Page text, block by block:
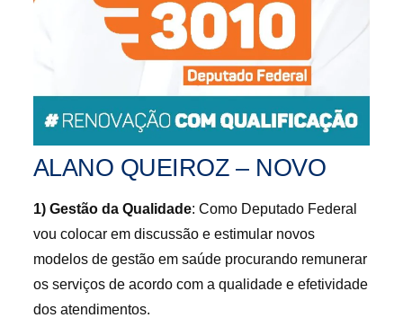
ALANO QUEIROZ – NOVO
1) Gestão da Qualidade: Como Deputado Federal
vou colocar em discussão e estimular novos
modelos de gestão em saúde procurando remunerar
os serviços de acordo com a qualidade e efetividade
dos atendimentos.